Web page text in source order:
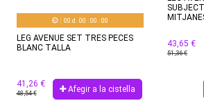
00 d. 00 :00 :00
LEG AVENUE SET TRES PECES
BLANC TALLA
41,26 €
48,54 € Afegir a la cistella
43,65 €
51,36 €